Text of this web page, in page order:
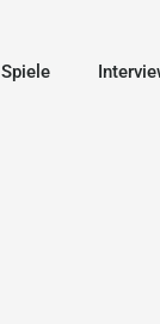
Spiele